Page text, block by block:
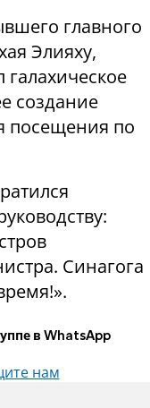
главного
Элияху,
создание
посещения по
Синагога
в WhatsApp
нам